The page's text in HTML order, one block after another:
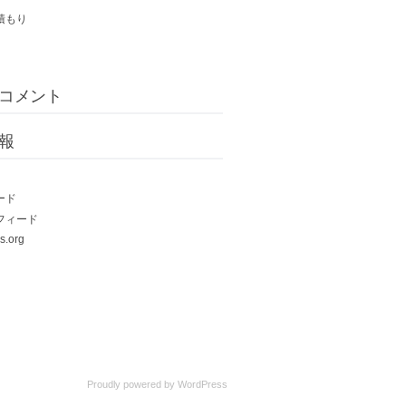
もり
メント
ド
ィード
Proudly powered by WordPress